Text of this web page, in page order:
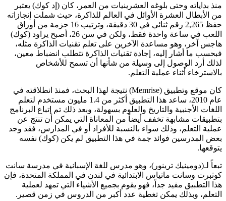
منذ بداياته وحتى بلوغه العشرينيات من العمر، كان (إد كوك) يعتبر
من الأبطال العشرة الأوائل في العالم للذاكرة، حيث شملت إنجازاته
حفظ 2,265 رقم ثنائي في 30 دقيقة، وترتيب 16 حزمة من أوراق
اللعب في ساعة واحدة فقط، ولكن في سن 26، أصبح يراود (كوك)
هاجس آخر، وهو مساعدة الآخرين على تعلم تقنيات الذاكرة مثله،
فبحسب ما أشار إليه، إجادة تقنيات الذاكرة تتطلب انضباط معين،
لذلك أرد الوصول إلى وسيلة من شأنها أن تسمح للأشخاص
بالاسترخاء أثناء عملية التعلم.
كان موقع وتطبيق (Memrise) نتيجة لهذا البحث، فمنذ انطلاقته في
عام 2010، ساعد هذا التطبيق أكثر من 1.4 مليون مستخدم لتعلم
اللغات الأجنبية والتاريخ والعلوم بسهولة، وبعد ذلك تم إتباع البرنامج
بتطبيقات مشابهة تخفف أيضاً من المعاناة التي يمكن أن تنتج عن
عملية التعلم، وذلك سواء بالنسبة للأفراد أو في المدارس، فقد وجد
بعض المدرسين فوائد جمة في هذا التطبيق لم يكن (كوك) نفسه
يتوقعها.
تبعاً لـ(دومينيك ترينور)، وهو مدرس للغة الإسبانية في مدرسة سانت
كوثبرت وسانت ماتياس الابتدائية في لندن في المملكة المتحدة، فإن
هذا التطبيق مفيد جداً، فهو يقوم بجميع الأشياء التي تمهد لعملية
التعلم، وبذلك يمكن تغطية عدد أكبر من الدروس في زمن قصير.